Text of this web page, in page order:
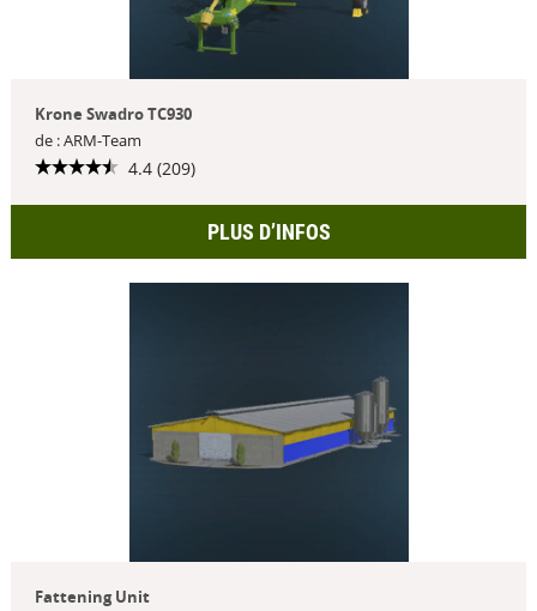
Krone Swadro TC930
de : ARM-Team
4.4 (209)
PLUS D’INFOS
Fattening Unit